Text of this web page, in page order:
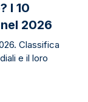
I 10
2026
Classifica
e il loro